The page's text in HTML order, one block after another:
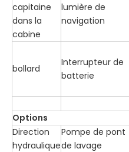
capitaine
dans la
cabine
lumière de
navigation
bollard
Interrupteur de
batterie
Options
Direction
hydraulique
Pompe de pont
de lavage